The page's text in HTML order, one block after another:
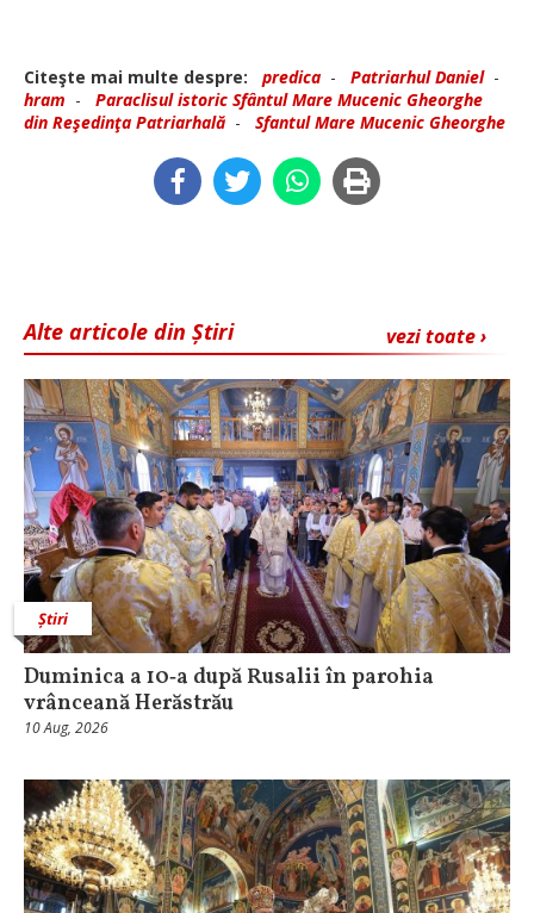
Citeşte mai multe despre: predica - Patriarhul Daniel-
hram - Paraclisul istoric Sfântul Mare Mucenic Gheorghe
din Reşedinţa Patriarhală - Sfantul Mare Mucenic Gheorghe
vezi toate ›
Alte articole din Știri
Știri
Duminica a 10‑a după Rusalii în parohia
vrânceană Herăstrău
10 Aug, 2026